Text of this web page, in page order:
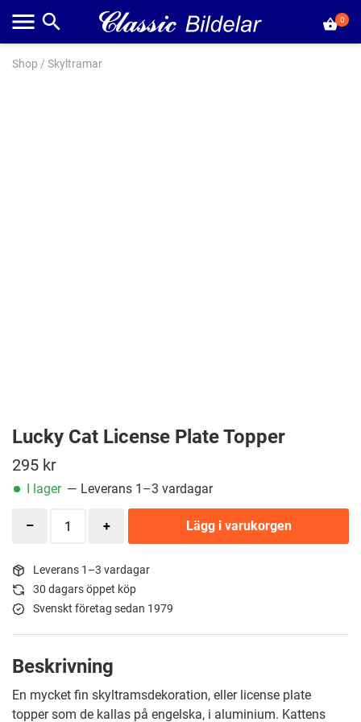
0
Shop / Skyltramar
Lucky Cat License Plate Topper
295 kr
I lager — Leverans 1–3 vardagar
Lägg i varukorgen
Leverans 1–3 vardagar
30 dagars öppet köp
Svenskt företag sedan 1979
Beskrivning
En mycket fin skyltramsdekoration, eller license plate
topper som de kallas på engelska, i aluminium. Kattens